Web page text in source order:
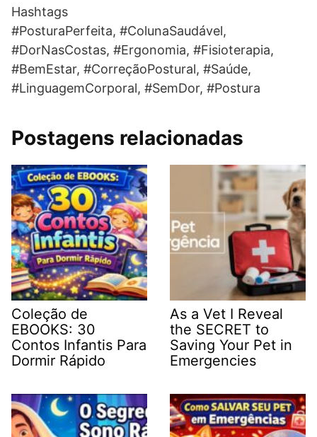
Hashtags
#PosturaPerfeita, #ColunaSaudável,
#DorNasCostas, #Ergonomia, #Fisioterapia,
#BemEstar, #CorreçãoPostural, #Saúde,
#LinguagemCorporal, #SemDor, #Postura
Postagens relacionadas
Coleção de
EBOOKS: 30
Contos Infantis Para
Dormir Rápido
As a Vet I Reveal
the SECRET to
Saving Your Pet in
Emergencies